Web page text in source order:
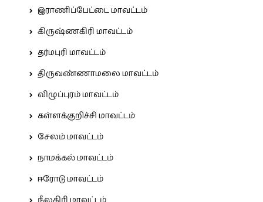
இராணிப்பேட்டை மாவட்டம்
கிருஷ்ணகிரி மாவட்டம்
தர்மபுரி மாவட்டம்
திருவண்ணாமலை மாவட்டம்
விழுப்புரம் மாவட்டம்
கள்ளக்குறிச்சி மாவட்டம்
சேலம் மாவட்டம்
நாமக்கல் மாவட்டம்
ஈரோடு மாவட்டம்